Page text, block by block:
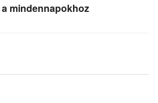
mindennapokhoz